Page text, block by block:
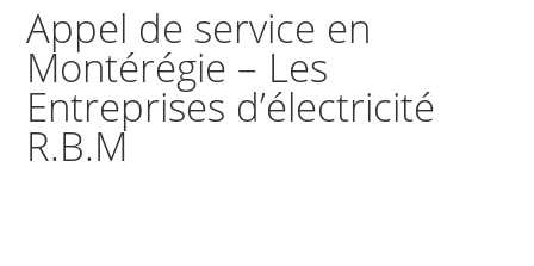
Appel de service en
Montérégie – Les
Entreprises d’électricité
R.B.M